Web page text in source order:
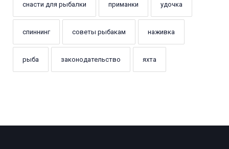
снасти для рыбалки приманки удочка
спиннинг советы рыбакам наживка
рыба законодательство яхта